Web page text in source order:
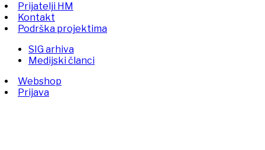
Prijatelji HM
Kontakt
Podrška projektima
SIG arhiva
Medijski članci
Webshop
Prijava